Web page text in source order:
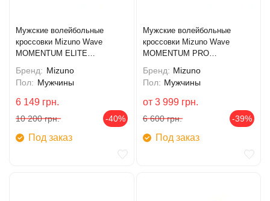
Мужские волейбольные
кроссовки Mizuno Wave
MOMENTUM ELITE
Бренд: Mizuno
Пол: Мужчины
6 149 грн.
10 200 грн. -40%
Под заказ
Мужские волейбольные
кроссовки Mizuno Wave
MOMENTUM PRO
Бренд: Mizuno
Пол: Мужчины
от 3 999 грн.
6 600 грн. -39%
Под заказ